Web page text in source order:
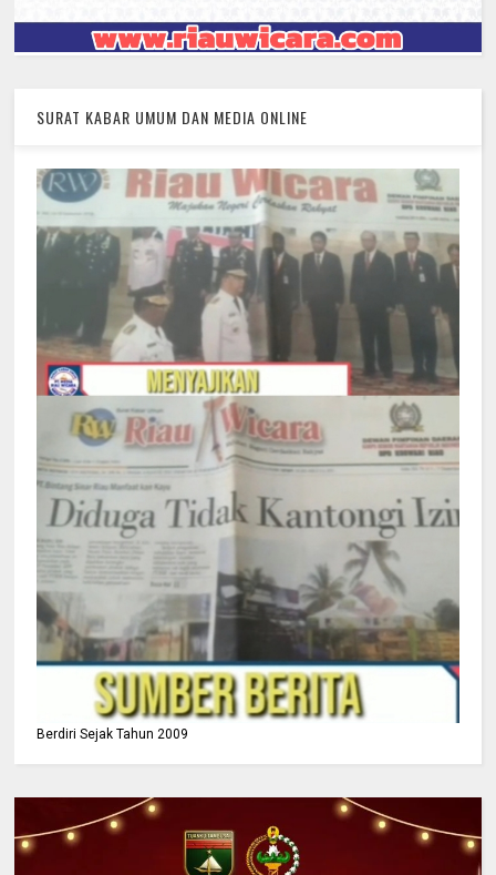
SURAT KABAR UMUM DAN MEDIA ONLINE
Berdiri Sejak Tahun 2009